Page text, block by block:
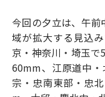
今回の夕立は、午
域が拡大する見込
京・神奈川・埼玉
60mm、江原道中
宗・忠南東部・忠